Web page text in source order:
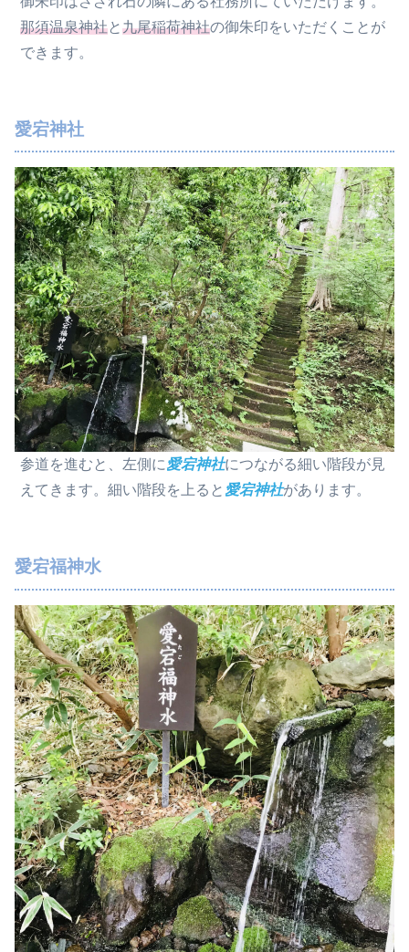
那須温泉神社と九尾稲荷神社の御朱印をいただくことが
できます。
愛宕神社
参道を進むと、左側に愛宕神社につながる細い階段が見
えてきます。細い階段を上ると 愛宕神社があります。
愛宕福神水